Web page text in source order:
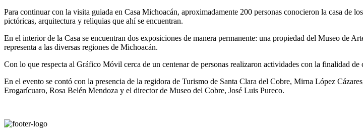
Para continuar con la visita guiada en Casa Michoacán, aproximadamente 200 personas conocieron la casa de
pictóricas, arquitectura y reliquias que ahí se encuentran.
En el interior de la Casa se encuentran dos exposiciones de manera permanente: una propiedad del Museo
representa a las diversas regiones de Michoacán.
Con lo que respecta al Gráfico Móvil cerca de un centenar de personas realizaron actividades con la finalidad
En el evento se contó con la presencia de la regidora de Turismo de Santa Clara del Cobre, Mirna López
Erogarícuaro, Rosa Belén Mendoza y el director de Museo del Cobre, José Luis Pureco.